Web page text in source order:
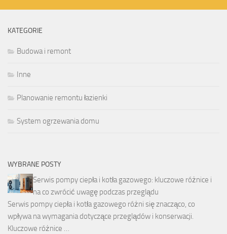
KATEGORIE
Budowa i remont
Inne
Planowanie remontu łazienki
System ogrzewania domu
WYBRANE POSTY
Serwis pompy ciepła i kotła gazowego: kluczowe różnice i
na co zwrócić uwagę podczas przeglądu
Serwis pompy ciepła i kotła gazowego różni się znacząco, co
wpływa na wymagania dotyczące przeglądów i konserwacji.
Kluczowe różnice …